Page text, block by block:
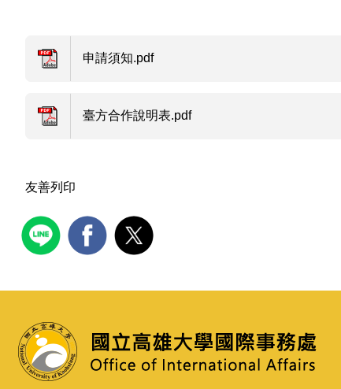
申請須知.pdf
臺方合作說明表.pdf
友善列印